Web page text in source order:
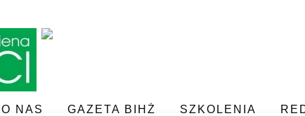
O NAS GAZETA BIHŻ SZKOLENIA